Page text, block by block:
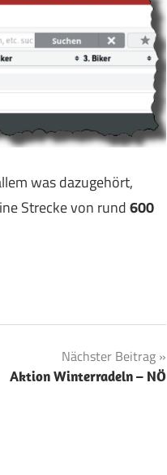
was dazugehört,
Strecke von rund600
Nächster Beitrag
Aktion Winterradeln – NÖ